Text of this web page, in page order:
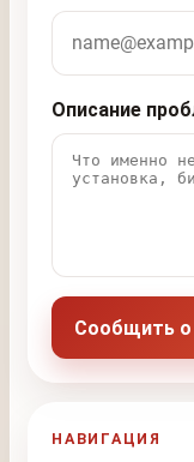
Описание
Сообщить о
НАВИГАЦИЯ